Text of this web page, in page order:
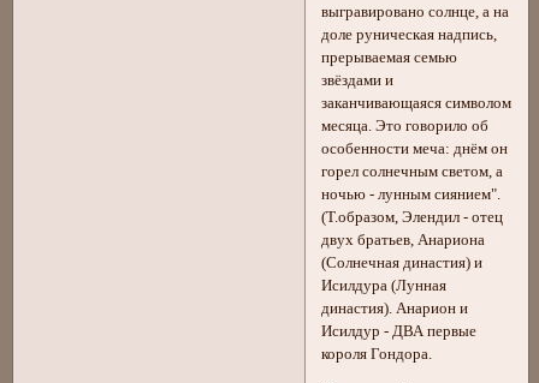
выгравировано солнце, а на
доле руническая надпись,
прерываемая семью
звёздами и
заканчивающаяся символом
месяца. Это говорило об
особенности меча: днём он
горел солнечным светом, а
ночью - лунным сиянием".
(Т.образом, Элендил - отец
двух братьев, Анариона
(Солнечная династия) и
Исилдура (Лунная
династия). Анарион и
Исилдур - ДВА первые
короля Гондора.